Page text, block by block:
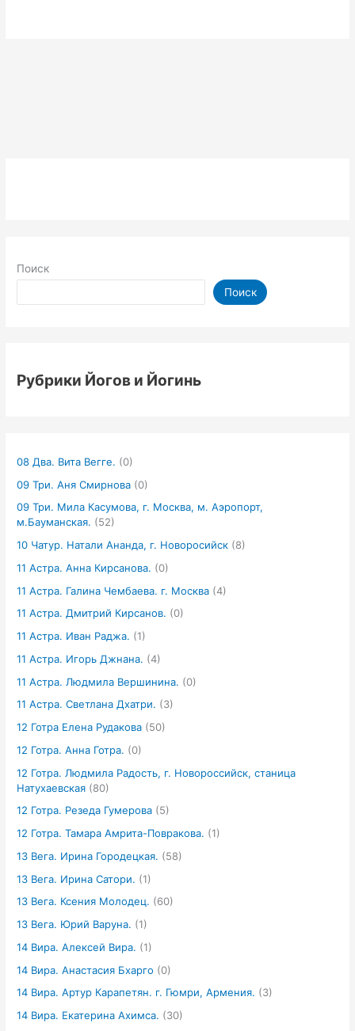
Поиск
Поиск
Рубрики Йогов и Йогинь
08 Два. Вита Вегге. (0)
09 Три. Аня Смирнова (0)
09 Три. Мила Касумова, г. Москва, м. Аэропорт,
м.Бауманская. (52)
10 Чатур. Натали Ананда, г. Новоросийск (8)
11 Астра. Анна Кирсанова. (0)
11 Астра. Галина Чембаева. г. Москва (4)
11 Астра. Дмитрий Кирсанов. (0)
11 Астра. Иван Раджа. (1)
11 Астра. Игорь Джнана. (4)
11 Астра. Людмила Вершинина. (0)
11 Астра. Светлана Дхатри. (3)
12 Готра Елена Рудакова (50)
12 Готра. Анна Готра. (0)
12 Готра. Людмила Радость, г. Новороссийск, станица
Натухаевская (80)
12 Готра. Резеда Гумерова (5)
12 Готра. Тамара Амрита-Повракова. (1)
13 Вега. Ирина Городецкая. (58)
13 Вега. Ирина Сатори. (1)
13 Вега. Ксения Молодец. (60)
13 Вега. Юрий Варуна. (1)
14 Вира. Алексей Вира. (1)
14 Вира. Анастасия Бхарго (0)
14 Вира. Артур Карапетян. г. Гюмри, Армения. (3)
14 Вира. Екатерина Ахимса. (30)